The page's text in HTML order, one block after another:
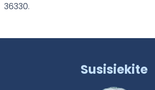
36330.
Susisiekite